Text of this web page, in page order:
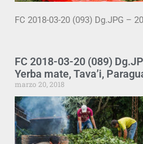
FC 2018-03-20 (093) Dg.JPG –
FC 2018-03-20 (089)
Yerba mate, Tava’i,
marzo 20, 2018